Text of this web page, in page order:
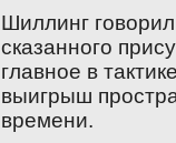
Шиллинг
сказанного
главное в
выигрыш
времени.